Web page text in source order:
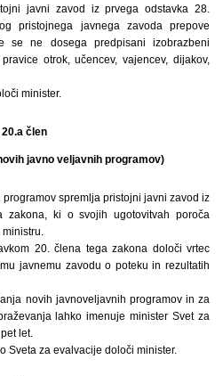
javni zavod iz prvega odstavka 28.
pristojnega javnega zavoda prepove
se ne dosega predpisani izobrazbeni
otrok, učencev, vajencev, dijakov,
minister.
20.a člen
javno veljavnih programov)
spremlja pristojni javni zavod iz
zakona, ki o svojih ugotovitvah poroča
20. člena tega zakona določi vrtec
javnemu zavodu o poteku in rezultatih
novih javnoveljavnih programov in za
lahko imenuje minister Svet za
let.
Sveta za evalvacije določi minister.